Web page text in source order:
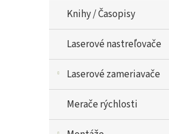
Knihy / Časopisy
Laserové nastreľovače
Laserové zameriavače
Merače rýchlosti